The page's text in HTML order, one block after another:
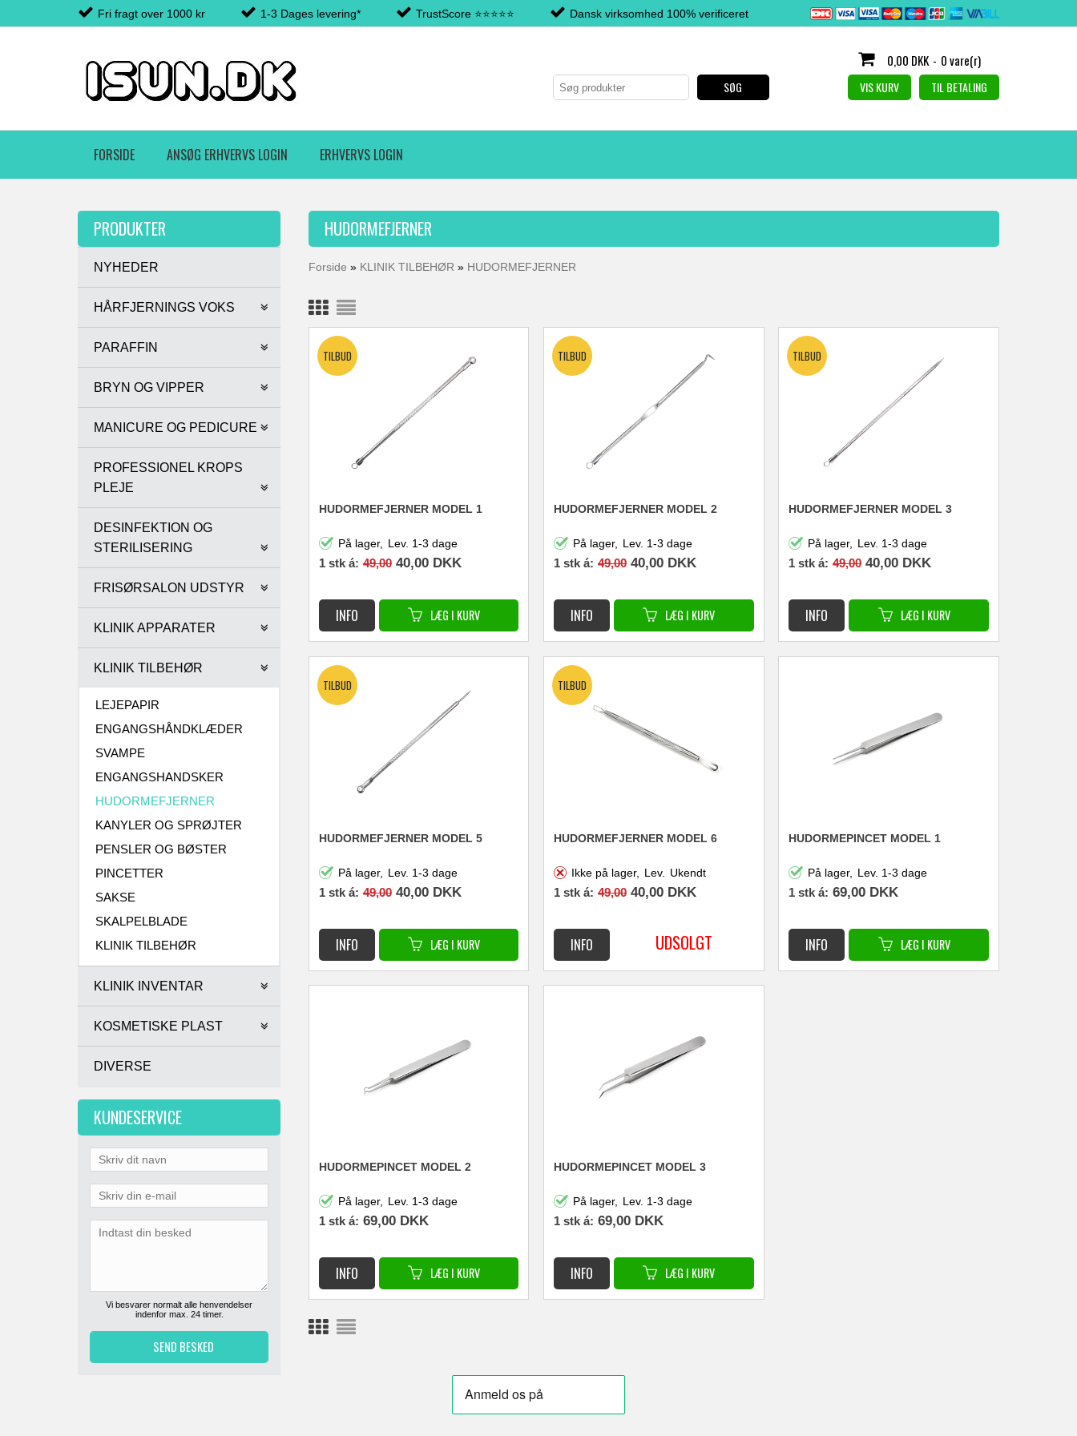
Fri fragt over 1000 kr 1-3 Dages levering* TrustScore ⭐️⭐️⭐️⭐️⭐️ Dansk virksomhed 100% verificeret
0,00 DKK - 0 vare(r)
VIS KURV TIL BETALING
FORSIDE ANSØG ERHVERVS LOGIN ERHVERVS LOGIN
SØG
PRODUKTER
NYHEDER
HÅRFJERNINGS VOKS
PARAFFIN
BRYN OG VIPPER
MANICURE OG PEDICURE
PROFESSIONEL KROPS
PLEJE
DESINFEKTION OG
STERILISERING
FRISØRSALON UDSTYR
KLINIK APPARATER
KLINIK TILBEHØR
LEJEPAPIR
ENGANGSHÅNDKLÆDER
SVAMPE
ENGANGSHANDSKER
HUDORMEFJERNER
KANYLER OG SPRØJTER
PENSLER OG BØSTER
PINCETTER
SAKSE
SKALPELBLADE
KLINIK TILBEHØR
KLINIK INVENTAR
KOSMETISKE PLAST
DIVERSE
KUNDESERVICE
Vi besvarer normalt alle henvendelser
indenfor max. 24 timer.
HUDORMEFJERNER
Forside » KLINIK TILBEHØR » HUDORMEFJERNER
HUDORMEFJERNER MODEL 1
På lager, Lev. 1-3 dage
1 stk á: 49,00 40,00 DKK
HUDORMEFJERNER MODEL 2
På lager, Lev. 1-3 dage
1 stk á: 49,00 40,00 DKK
HUDORMEFJERNER MODEL 3
På lager, Lev. 1-3 dage
1 stk á: 49,00 40,00 DKK
HUDORMEFJERNER MODEL 5
På lager, Lev. 1-3 dage
1 stk á: 49,00 40,00 DKK
HUDORMEFJERNER MODEL 6
Ikke på lager, Lev. Ukendt
1 stk á: 49,00 40,00 DKK
HUDORMEPINCET MODEL 1
På lager, Lev. 1-3 dage
1 stk á: 69,00 DKK
HUDORMEPINCET MODEL 2
På lager, Lev. 1-3 dage
1 stk á: 69,00 DKK
HUDORMEPINCET MODEL 3
På lager, Lev. 1-3 dage
1 stk á: 69,00 DKK